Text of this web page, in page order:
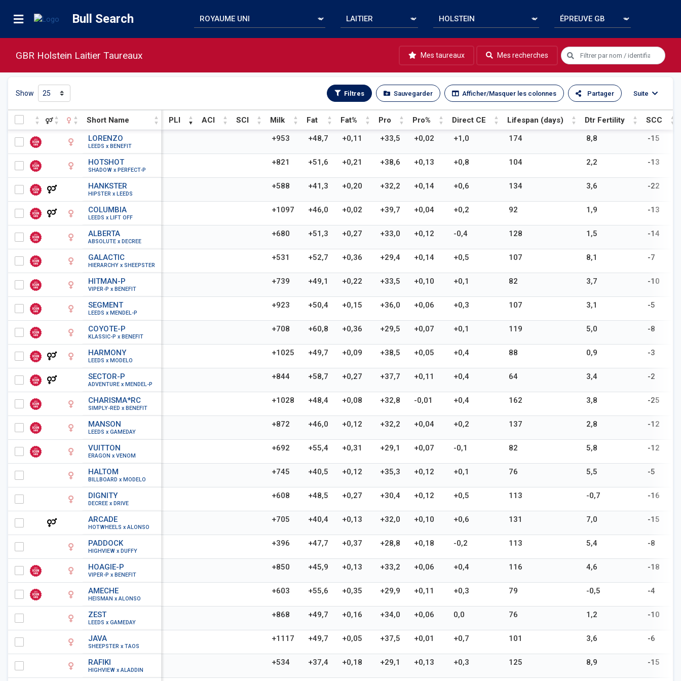
Bull Search
GBR Holstein Laitier Taureaux Mes taureaux Mes recherches
Show Filtres Sauvegarder Afficher/Masquer les colonnes Partager Suite
Short Name PLI ACI SCI Milk Fat Fat% Pro Pro% Direct CE Lifespan (days) Dtr Fertility
SCC
Short Name
Milk Fat Fat% Pro Pro% Direct CE Lifespan (days) Dtr Fertility SCC
LORENZO
LEEDS x BENEFIT
+953 +48,7 +0,11 +33,5 +0,02 +1,0 174 8,8 -15
HOTSHOT
SHADOW x PERFECT-P
+821 +51,6 +0,21 +38,6 +0,13 +0,8 104 2,2 -13
HANKSTER
HIPSTER x LEEDS
+588 +41,3 +0,20 +32,2 +0,14 +0,6 134 3,6 -22
COLUMBIA
LEEDS x LIFT OFF
+1097 +46,0 +0,02 +39,7 +0,04 +0,2 92 1,9 -13
ALBERTA
ABSOLUTE x DECREE
+680 +51,3 +0,27 +33,0 +0,12 -0,4 128 1,5 -14
GALACTIC
HIERARCHY x SHEEPSTER
+531 +52,7 +0,36 +29,4 +0,14 +0,5 107 8,1 -7
HITMAN-P
VIPER-P x BENEFIT
+739 +49,1 +0,22 +33,5 +0,10 +0,1 82 3,7 -10
SEGMENT
LEEDS x MENDEL-P
+923 +50,4 +0,15 +36,0 +0,06 +0,3 107 3,1 -5
COYOTE-P
KLASSIC-P x BENEFIT
+708 +60,8 +0,36 +29,5 +0,07 +0,1 119 5,0 -8
HARMONY
LEEDS x MODELO
+1025 +49,7 +0,09 +38,5 +0,05 +0,4 88 0,9 -3
SECTOR-P
ADVENTURE x MENDEL-P
+844 +58,7 +0,27 +37,7 +0,11 +0,4 64 3,4 -2
CHARISMA*RC
SIMPLY-RED x BENEFIT
+1028 +48,4 +0,08 +32,8 -0,01 +0,4 162 3,8 -25
MANSON
LEEDS x GAMEDAY
+872 +46,0 +0,12 +32,2 +0,04 +0,2 137 2,8 -12
VUITTON
ERAGON x VENOM
+692 +55,4 +0,31 +29,1 +0,07 -0,1 82 5,8 -12
HALTOM
BILLBOARD x MODELO
+745 +40,5 +0,12 +35,3 +0,12 +0,1 76 5,5 -5
DIGNITY
DECREE x DRIVE
+608 +48,5 +0,27 +30,4 +0,12 +0,5 113 -0,7 -16
ARCADE
HOTWHEELS x ALONSO
+705 +40,4 +0,13 +32,0 +0,10 +0,6 131 7,0 -15
PADDOCK
HIGHVIEW x DUFFY
+396 +47,7 +0,37 +28,8 +0,18 -0,2 113 5,4 -8
HOAGIE-P
VIPER-P x BENEFIT
+850 +45,9 +0,13 +33,2 +0,06 +0,4 116 4,6 -18
AMECHE
HEISMAN x ALONSO
+603 +55,6 +0,35 +29,9 +0,11 +0,3 79 -0,5 -4
ZEST
LEEDS x GAMEDAY
+868 +49,7 +0,16 +34,0 +0,06 0,0 76 1,2 -10
JAVA
SHEEPSTER x TAOS
+1117 +49,7 +0,05 +37,5 +0,01 +0,7 101 3,6 -6
RAFIKI
HIGHVIEW x ALADDIN
+534 +37,4 +0,18 +29,1 +0,13 +0,3 125 8,9 -15